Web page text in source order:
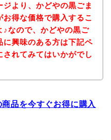
ジより、かどやの黒ごま
お得な価格で購入するこ
♪なので、かどやの黒ご
に興味のある方は下記ペ
されてみてはいかがでし
品を今すぐお得に購入